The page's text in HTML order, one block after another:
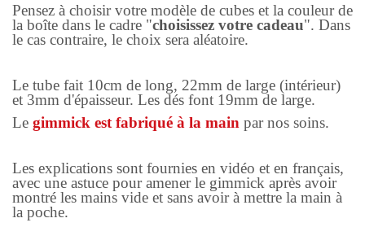
Pensez à choisir votre modèle de cubes et la couleur de
la boîte dans le cadre "choisissez votre cadeau". Dans
le cas contraire, le choix sera aléatoire.
Le tube fait 10cm de long, 22mm de large (intérieur)
et 3mm d'épaisseur. Les dés font 19mm de large.
Le gimmick est fabriqué à la main par nos soins.
Les explications sont fournies en vidéo et en français,
avec une astuce pour amener le gimmick après avoir
montré les mains vide et sans avoir à mettre la main à
la poche.